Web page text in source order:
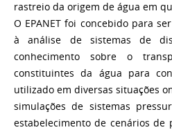
rastreio da origem de água em
O EPANET foi concebido para
à análise de sistemas de
conhecimento sobre o
constituintes da água para
utilizado em diversas situações
simulações de sistemas
estabelecimento de cenários de